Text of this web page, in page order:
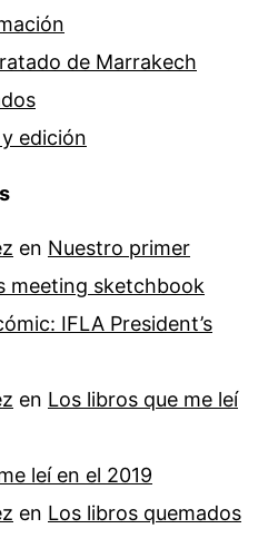
de Marrakech
edición
en Nuestro primer
meeting sketchbook
IFLA President’s
en Los libros que me leí
leí en el 2019
en Los libros quemados